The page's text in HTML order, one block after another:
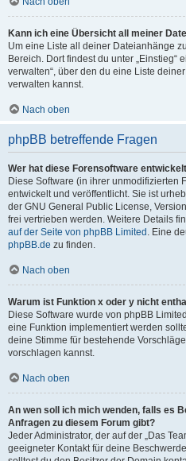
Kann ich eine Übersicht all meiner
Um eine Liste all deiner Dateianhänge
Bereich. Dort findest du unter „Einstieg“
verwalten“, über den du eine Liste
verwalten kannst.
Nach oben
phpBB betreffende Fragen
Wer hat diese Forensoftware
Diese Software (in ihrer unmodifizierten
entwickelt und veröffentlicht. Sie ist
der GNU General Public License,
frei vertrieben werden. Weitere Details
auf der Seite von phpBB Limited . Eine
phpBB.de zu finden.
Nach oben
Warum ist Funktion x oder y nicht
Diese Software wurde von phpBB
eine Funktion implementiert werden
deine Stimme für bestehende
vorschlagen kannst.
Nach oben
An wen soll ich mich wenden, falls es
Anfragen zu diesem Forum gibt?
Jeder Administrator, der auf der „Das
geeigneter Kontakt für deine